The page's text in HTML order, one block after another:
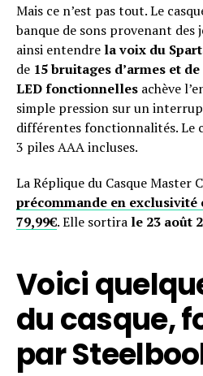
Mais ce n’est pas tout. Le
banque de sons provenant des
ainsi entendre la voix du
de 15 bruitages d’armes et de
LED fonctionnelles achève
simple pression sur un
différentes fonctionnalités. Le
3 piles AAA incluses.
La Réplique du Casque Master
précommande en
79,99€. Elle sortira le 23 août
Voici
du casque,
par